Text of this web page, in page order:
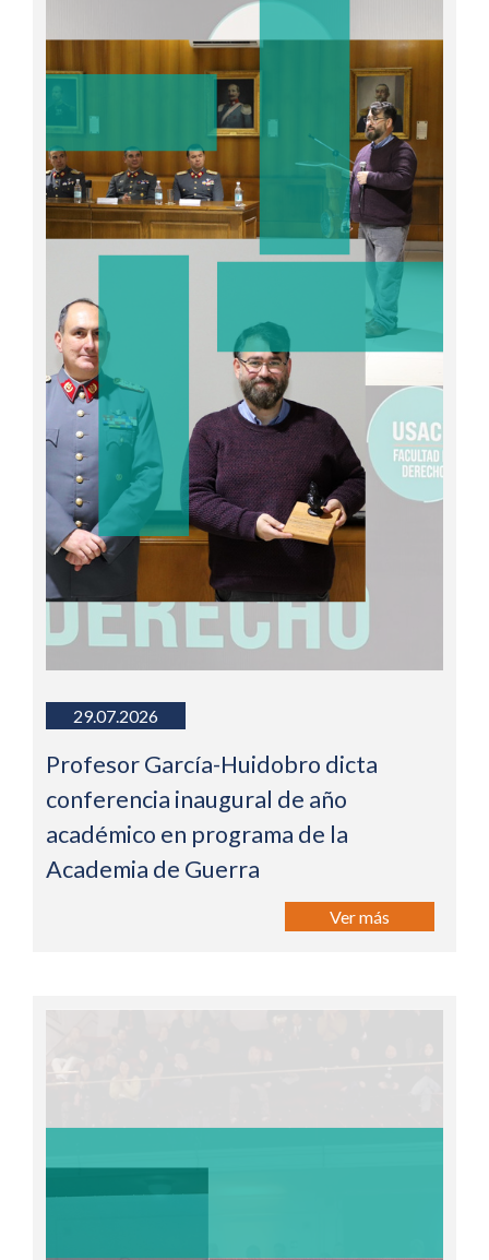
29.07.2026
Profesor García-Huidobro dicta
conferencia inaugural de año
académico en programa de la
Academia de Guerra
Ver más